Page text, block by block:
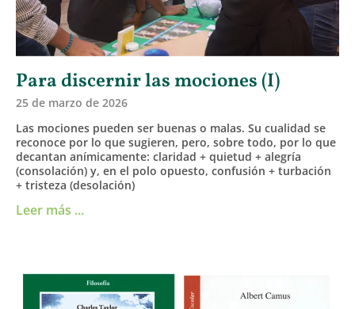
Para discernir las mociones (I)
25 de marzo de 2026
Las mociones pueden ser buenas o malas. Su cualidad se
reconoce por lo que sugieren, pero, sobre todo, por lo que
decantan anímicamente: claridad + quietud + alegría
(consolación) y, en el polo opuesto, confusión + turbación
+ tristeza (desolación)
Leer más ...